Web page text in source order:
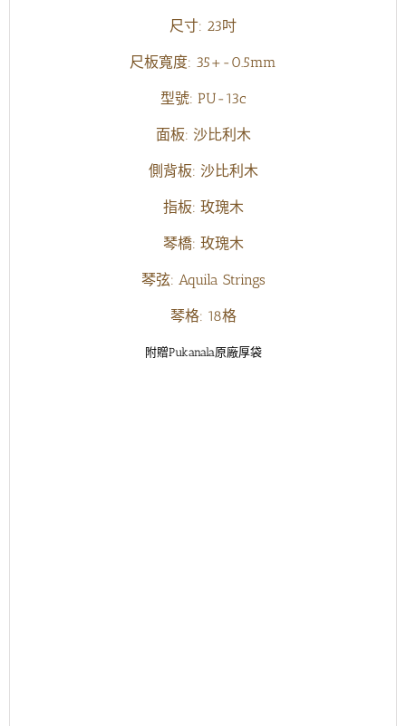
尺寸: 23吋
尺板寬度: 35+-0.5mm
型號: PU-13c
面板: 沙比利木
側背板: 沙比利木
指板: 玫瑰木
琴橋: 玫瑰木
琴弦: Aquila Strings
琴格: 18格
附贈Pukanala原廠厚袋